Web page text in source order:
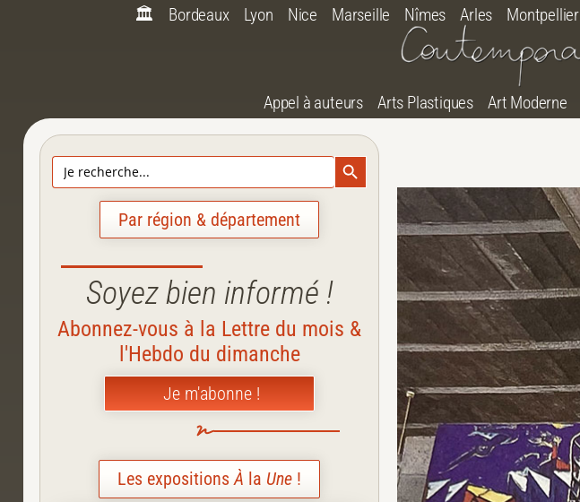
🏛️ Bordeaux Lyon Nice Marseille Nîmes Arles Montpellier
Appel à auteurs Arts Plastiques Art Moderne
Search
for:
Search Button
Par région & département
Soyez bien informé !
Abonnez-vous à la Lettre du mois &
l'Hebdo du dimanche
Je m'abonne !
Les expositionsÀ la Une !